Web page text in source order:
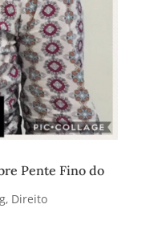
Pente Fino do
, Direito